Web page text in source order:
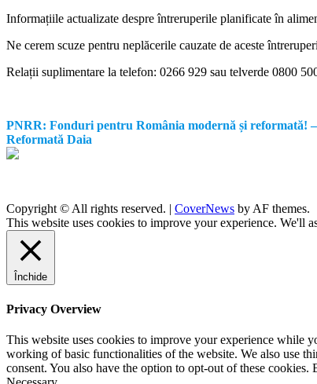
Informațiile actualizate despre întreruperile planificate în
Ne cerem scuze pentru neplăcerile cauzate de aceste
Relații suplimentare la telefon: 0266 929 sau telverde 0800
PNRR: Fonduri pentru România modernă și reformată!
Reformată Daia
Copyright © All rights reserved. | CoverNews by AF themes.
This website uses cookies to improve your experience. We'll
Închide
Privacy Overview
This website uses cookies to improve your experience while
working of basic functionalities of the website. We also use
consent. You also have the option to opt-out of these